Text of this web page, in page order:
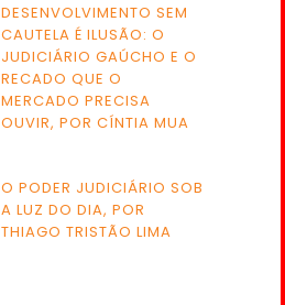
DESENVOLVIMENTO SEM
CAUTELA É ILUSÃO: O
JUDICIÁRIO GAÚCHO E O
RECADO QUE O
MERCADO PRECISA
OUVIR, POR CÍNTIA MUA
O PODER JUDICIÁRIO SOB
A LUZ DO DIA, POR
THIAGO TRISTÃO LIMA